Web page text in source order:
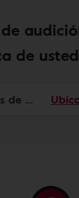
de usted